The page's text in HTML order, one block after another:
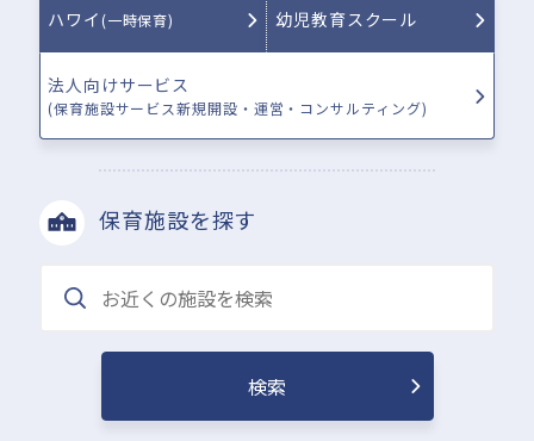
ハワイ (一時保育) 幼児教育スクール
法人向けサービス
(保育施設サービス新規開設・運営・コンサルティング)
保育施設を探す
検索